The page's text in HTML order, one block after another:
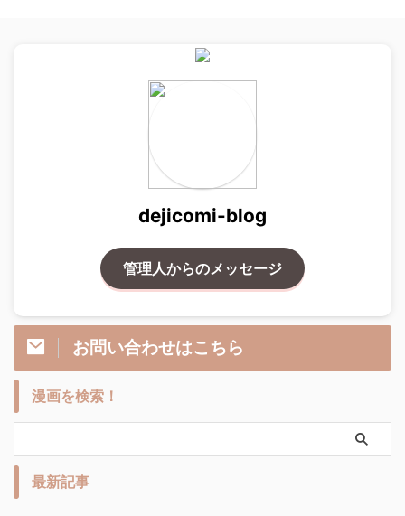
dejicomi-blog
管理人からのメッセージ
お問い合わせはこちら
漫画を検索！
最新記事